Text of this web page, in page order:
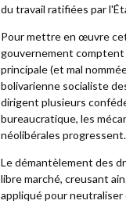
du travail ratifiées par
Pour mettre en œuvre
gouvernement comptent
principale (et mal
bolivarienne socialiste
dirigent plusieurs
bureaucratique, les
néolibérales progressent.
Le démantèlement des
libre marché, creusant
appliqué pour